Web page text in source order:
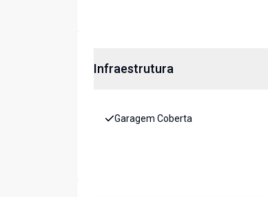
Infraestrutura
Garagem Coberta